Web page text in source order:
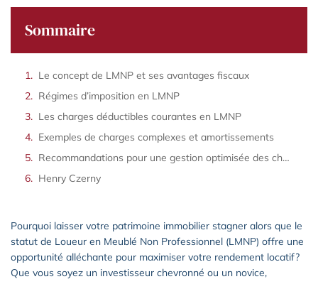
Sommaire
Le concept de LMNP et ses avantages fiscaux
Régimes d’imposition en LMNP
Les charges déductibles courantes en LMNP
Exemples de charges complexes et amortissements
Recommandations pour une gestion optimisée des charges
Henry Czerny
Pourquoi laisser votre patrimoine immobilier stagner alors que le
statut de Loueur en Meublé Non Professionnel (LMNP) offre une
opportunité alléchante pour maximiser votre rendement locatif?
Que vous soyez un investisseur chevronné ou un novice,